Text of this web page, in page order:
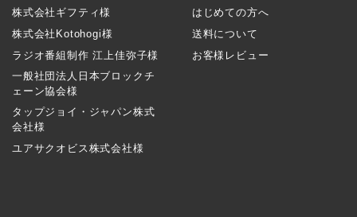
株式会社ギフティ様
株式会社Kotohogi様
ラジオ番組制作 江上佳弥子様
一般社団法人日本ブロックチ
ェーン協会様
タップジョイ・ジャパン株式
会社様
ユアサクオビス株式会社様
はじめての方へ
送料について
お客様レビュー